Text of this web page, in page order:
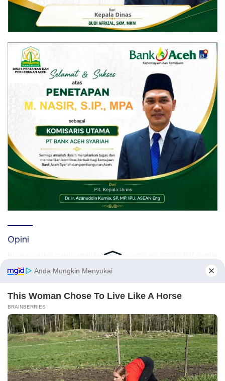
Opini
Kirimkan naskah melalui email Redaksi atau nomor WA 081269224477 disertai
sepenuhnya menjadi tanggung jawab Penulis